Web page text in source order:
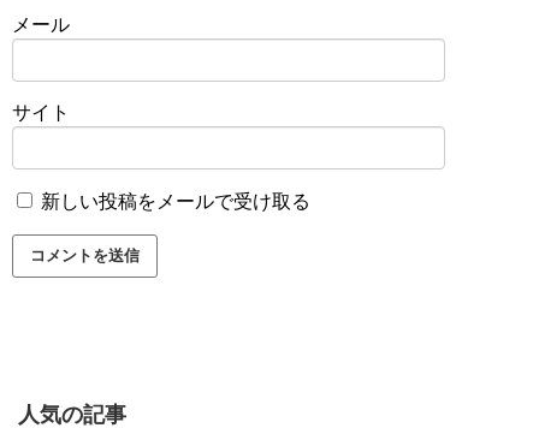
メール
サイト
新しい投稿をメールで受け取る
人気の記事